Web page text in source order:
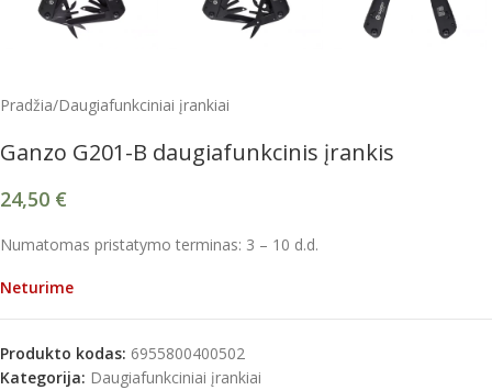
Pradžia/Daugiafunkciniai įrankiai
Ganzo G201-B daugiafunkcinis įrankis
24,50 €
Numatomas pristatymo terminas: 3 – 10 d.d.
Neturime
Produkto kodas: 6955800400502
Kategorija: Daugiafunkciniai įrankiai